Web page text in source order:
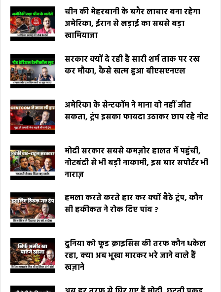
चीन की मेहरबानी के बगैर लाचार बना रहेगा
अमेरिका, ईरान से लड़ाई का सबसे बड़ा
खामियाजा
सरकार क्यों दे रही है सारी शर्म ताक पर रख
कर मौका, कैसे खत्म हुआ बीएसएनएल
अमेरिका के सेन्टकॉम ने माना वो नहीं जीत
सकता, ट्रंप इसका फायदा उठाकर छाप रहे नोट
मोदी सरकार सबसे कमज़ोर हालत में पहुंची,
नोटबंदी से भी बड़ी नाकामी, इस बार सपोर्टर भी
नाराज़
हमला करते करते हार कर क्यों बैठे ट्रंप, कौन
सी हकीकत ने रोक दिए पांव ?
दुनिया को फूड क्राइसिस की तरफ कौन धकेल
रहा, क्या अब भूखा मारकर भरे जाने वाले हैं
खज़ाने